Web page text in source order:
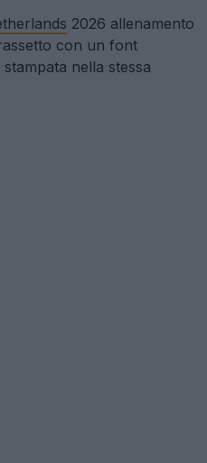
2026 allenamento
con un font
nella stessa